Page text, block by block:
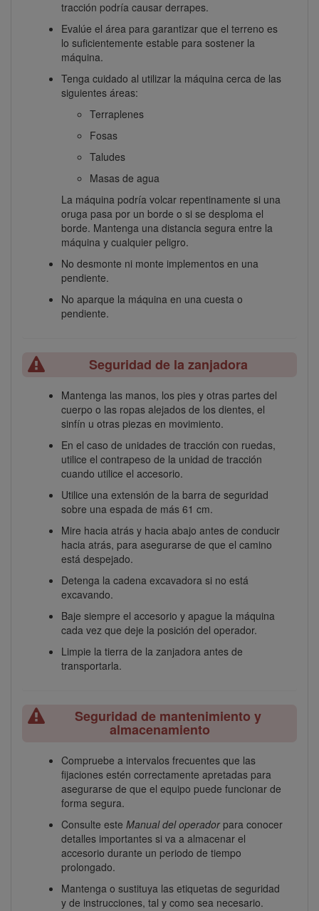
tracción podría causar derrapes.
Evalúe el área para garantizar que el terreno es
lo suficientemente estable para sostener la
máquina.
Tenga cuidado al utilizar la máquina cerca de las
siguientes áreas:
Terraplenes
Fosas
Taludes
Masas de agua
La máquina podría volcar repentinamente si una
oruga pasa por un borde o si se desploma el
borde. Mantenga una distancia segura entre la
máquina y cualquier peligro.
No desmonte ni monte implementos en una
pendiente.
No aparque la máquina en una cuesta o
pendiente.
Seguridad de la zanjadora
Mantenga las manos, los pies y otras partes del
cuerpo o las ropas alejados de los dientes, el
sinfín u otras piezas en movimiento.
En el caso de unidades de tracción con ruedas,
utilice el contrapeso de la unidad de tracción
cuando utilice el accesorio.
Utilice una extensión de la barra de seguridad
sobre una espada de más 61 cm.
Mire hacia atrás y hacia abajo antes de conducir
hacia atrás, para asegurarse de que el camino
está despejado.
Detenga la cadena excavadora si no está
excavando.
Baje siempre el accesorio y apague la máquina
cada vez que deje la posición del operador.
Limpie la tierra de la zanjadora antes de
transportarla.
Seguridad de mantenimiento y
almacenamiento
Compruebe a intervalos frecuentes que las
fijaciones estén correctamente apretadas para
asegurarse de que el equipo puede funcionar de
forma segura.
Consulte este Manual del operadorpara conocer
detalles importantes si va a almacenar el
accesorio durante un periodo de tiempo
prolongado.
Mantenga o sustituya las etiquetas de seguridad
y de instrucciones, tal y como sea necesario.